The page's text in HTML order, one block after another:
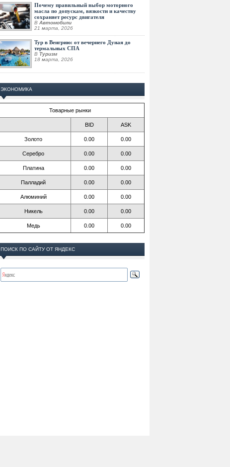
Почему правильный выбор моторного
масла по допускам, вязкости и качеству
сохраняет ресурс двигателя
В Автомобили
21 марта, 2026
Тур в Венгрию: от вечернего Дуная до
термальных СПА
В Туризм
18 марта, 2026
ЭКОНОМИКА
Товарные рынки
BID ASK
Золото 0.00 0.00
Серебро 0.00 0.00
Платина 0.00 0.00
Палладий 0.00 0.00
Алюминий 0.00 0.00
Никель 0.00 0.00
Медь 0.00 0.00
ПОИСК ПО САЙТУ ОТ ЯНДЕКС